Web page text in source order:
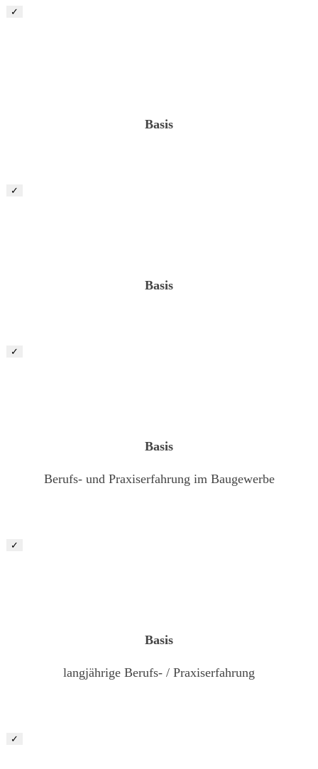
✓
Basis
✓
Basis
✓
Basis
Berufs- und Praxiserfahrung im Baugewerbe
✓
Basis
langjährige Berufs- / Praxiserfahrung
✓